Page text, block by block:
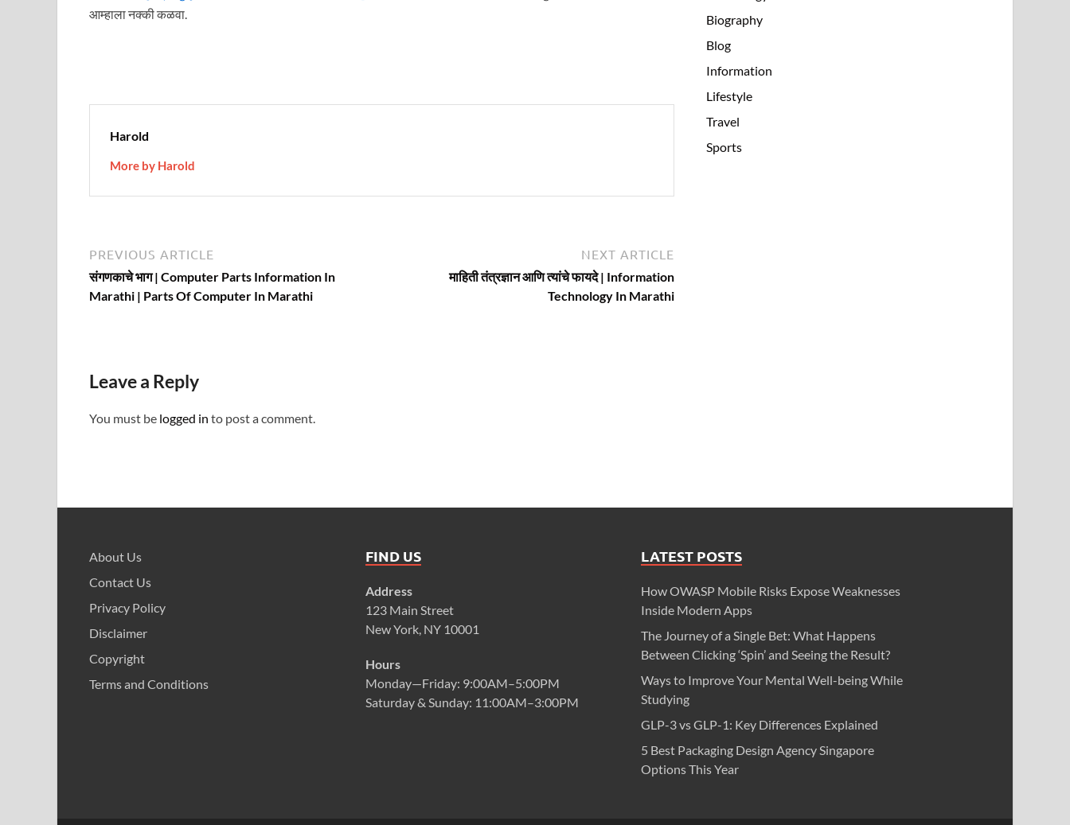
आम्हाला नक्की कळवा.
Harold
More by Harold
Post
navigation
PREVIOUS ARTICLE
article:
संगणकाचे भाग | Computer Parts Information In
Marathi | Parts Of Computer In Marathi
NEXT ARTICLE
माहिती तंत्रज्ञान आणि त्यांचे फायदे | Information
Technology In Marathi
Leave a Reply
You must be logged in to post a comment.
Biography
Blog
Information
Lifestyle
Travel
Sports
About Us
Contact Us
Privacy Policy
Disclaimer
Copyright
Terms and Conditions
FIND US
Address
123 Main Street
New York, NY 10001
Hours
Monday—Friday: 9:00AM–5:00PM
Saturday & Sunday: 11:00AM–3:00PM
LATEST POSTS
How OWASP Mobile Risks Expose Weaknesses
Inside Modern Apps
The Journey of a Single Bet: What Happens
Between Clicking ‘Spin’ and Seeing the Result?
Ways to Improve Your Mental Well-being While
Studying
GLP-3 vs GLP-1: Key Differences Explained
5 Best Packaging Design Agency Singapore
Options This Year